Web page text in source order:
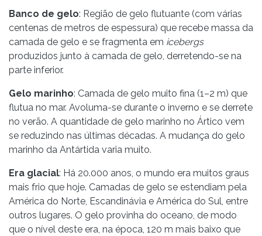
Banco de gelo: Região de gelo flutuante (com várias
centenas de metros de espessura) que recebe massa da
camada de gelo e se fragmenta em icebergs
produzidos junto à camada de gelo, derretendo-se na
parte inferior.
Gelo marinho: Camada de gelo muito fina (1–2 m) que
flutua no mar. Avoluma-se durante o inverno e se derrete
no verão. A quantidade de gelo marinho no Ártico vem
se reduzindo nas últimas décadas. A mudança do gelo
marinho da Antártida varia muito.
Era glacial: Há 20.000 anos, o mundo era muitos graus
mais frio que hoje. Camadas de gelo se estendiam pela
América do Norte, Escandinávia e América do Sul, entre
outros lugares. O gelo provinha do oceano, de modo
que o nível deste era, na época, 120 m mais baixo que